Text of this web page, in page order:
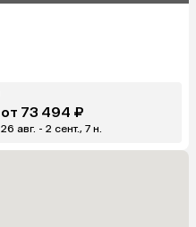
от 73 494 ₽
26 авг. - 2 сент., 7 н.